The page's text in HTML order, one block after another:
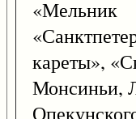
кареты»,
Монсиньи,